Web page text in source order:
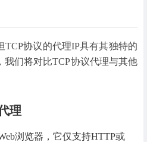
TCP协议的代理IP具有其独特的
们将对比TCP协议代理与其他
理
浏览器，它仅支持HTTP或